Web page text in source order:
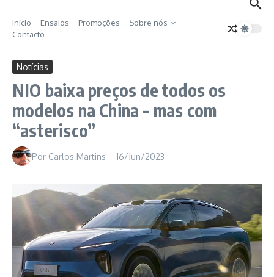
Início Ensaios Promoções
Sobre nós
Contacto
Notícias
NIO baixa preços de todos os
modelos na China – mas com
“asterisco”
Por Carlos Martins 16/Jun/2023